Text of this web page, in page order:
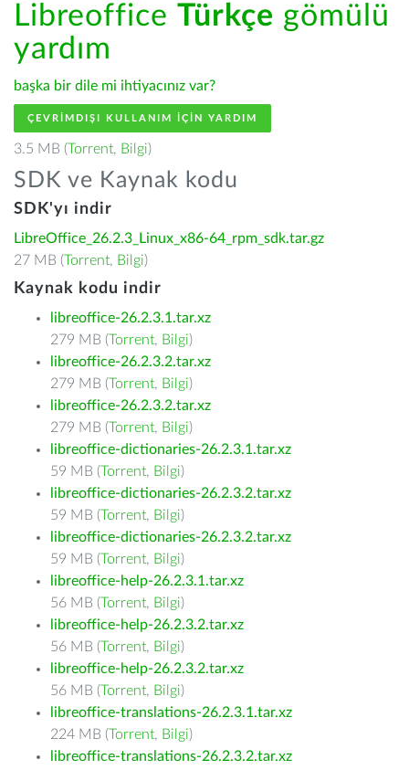
Libreoffice Türkçe gömülü
yardım
başka bir dile mi ihtiyacınız var?
ÇEVRIMDIŞI KULLANIM IÇIN YARDIM
3.5 MB (Torrent, Bilgi)
SDK ve Kaynak kodu
SDK'yı indir
LibreOffice_26.2.3_Linux_x86-64_rpm_sdk.tar.gz
27 MB (Torrent, Bilgi)
Kaynak kodu indir
libreoffice-26.2.3.1.tar.xz
279 MB (Torrent, Bilgi)
libreoffice-26.2.3.2.tar.xz
279 MB (Torrent, Bilgi)
libreoffice-26.2.3.2.tar.xz
279 MB (Torrent, Bilgi)
libreoffice-dictionaries-26.2.3.1.tar.xz
59 MB (Torrent, Bilgi)
libreoffice-dictionaries-26.2.3.2.tar.xz
59 MB (Torrent, Bilgi)
libreoffice-dictionaries-26.2.3.2.tar.xz
59 MB (Torrent, Bilgi)
libreoffice-help-26.2.3.1.tar.xz
56 MB (Torrent, Bilgi)
libreoffice-help-26.2.3.2.tar.xz
56 MB (Torrent, Bilgi)
libreoffice-help-26.2.3.2.tar.xz
56 MB (Torrent, Bilgi)
libreoffice-translations-26.2.3.1.tar.xz
224 MB (Torrent, Bilgi)
libreoffice-translations-26.2.3.2.tar.xz